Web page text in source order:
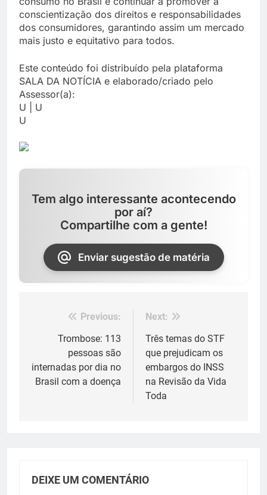
conscientização dos direitos e responsabilidades
dos consumidores, garantindo assim um mercado
mais justo e equitativo para todos.
Este conteúdo foi distribuído pela plataforma
SALA DA NOTÍCIA e elaborado/criado pelo
Assessor(a):
U | U
U
Tem algo interessante acontecendo
por aí?
Compartilhe com a gente!
Enviar sugestão de matéria
Navegação
Post
Previous:
Trombose: 113
pessoas são
internadas por dia no
Brasil com a doença
Next:
Três temas do STF
que prejudicam os
embargos do INSS
na Revisão da Vida
Toda
DEIXE UM COMENTÁRIO